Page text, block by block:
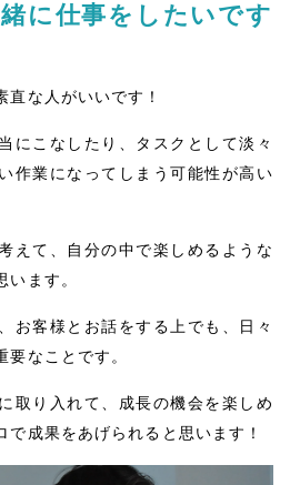
に仕事をしたいです
直な人がいいです！
にこなしたり、タスクとして淡々
作業になってしまう可能性が高い
えて、自分の中で楽しめるような
います。
お客様とお話をする上でも、日々
なことです。
取り入れて、成長の機会を楽しめ
で成果をあげられると思います！